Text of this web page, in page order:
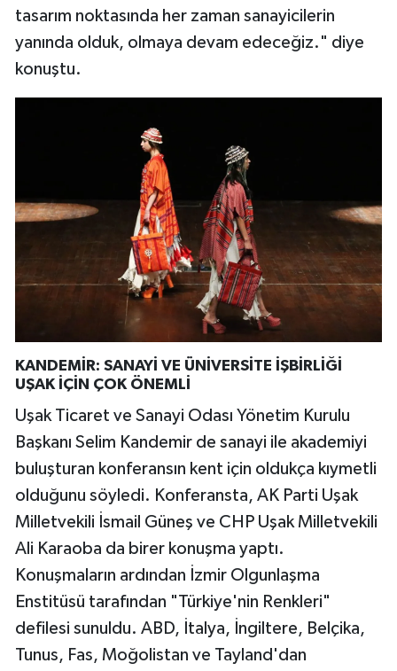
tasarım noktasında her zaman sanayicilerin
yanında olduk, olmaya devam edeceğiz." diye
konuştu.
KANDEMİR: SANAYİ VE ÜNİVERSİTE İŞBİRLİĞİ
UŞAK İÇİN ÇOK ÖNEMLİ
Uşak Ticaret ve Sanayi Odası Yönetim Kurulu
Başkanı Selim Kandemir de sanayi ile akademiyi
buluşturan konferansın kent için oldukça kıymetli
olduğunu söyledi. Konferansta, AK Parti Uşak
Milletvekili İsmail Güneş ve CHP Uşak Milletvekili
Ali Karaoba da birer konuşma yaptı.
Konuşmaların ardından İzmir Olgunlaşma
Enstitüsü tarafından "Türkiye'nin Renkleri"
defilesi sunuldu. ABD, İtalya, İngiltere, Belçika,
Tunus, Fas, Moğolistan ve Tayland'dan